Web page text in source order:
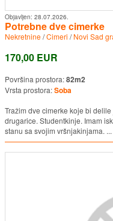
Objavljen: 28.07.2026.
Potrebne dve cimerke
Nekretnine/Cimeri /Novi Sad
170,00 EUR
Površina prostora:82m2
Vrsta prostora:Soba
Tražim dve cimerke koje bi
drugarice. Studentkinje. Imam
stanu sa svojim vršnjakinjama. ...